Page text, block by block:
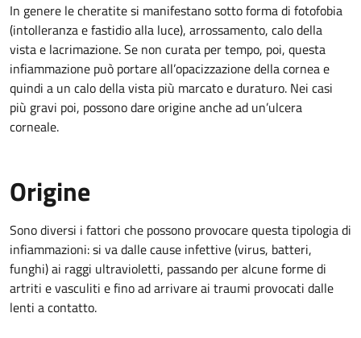
In genere le cheratite si manifestano sotto forma di fotofobia
(intolleranza e fastidio alla luce), arrossamento, calo della
vista e lacrimazione. Se non curata per tempo, poi, questa
infiammazione può portare all’opacizzazione della cornea e
quindi a un calo della vista più marcato e duraturo. Nei casi
più gravi poi, possono dare origine anche ad un’ulcera
corneale.
Origine
Sono diversi i fattori che possono provocare questa tipologia di
infiammazioni: si va dalle cause infettive (virus, batteri,
funghi) ai raggi ultravioletti, passando per alcune forme di
artriti e vasculiti e fino ad arrivare ai traumi provocati dalle
lenti a contatto.